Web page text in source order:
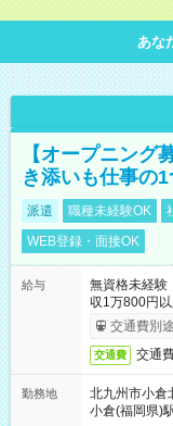
あな
【オープニング
き添いも仕事の1
派遣 職種未経験OK
WEB登録・面接OK
給与
無資格未経
収1万800円
交通費別
交通費 交通
勤務地
北九州市小倉
小倉(福岡県)